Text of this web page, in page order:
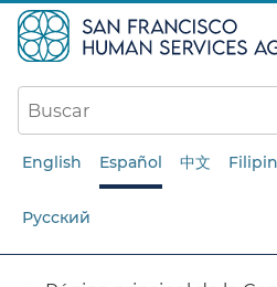
al
English Español 中文
Русский